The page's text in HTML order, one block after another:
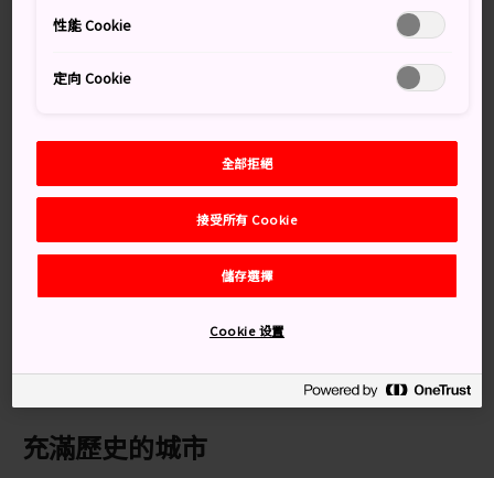
重返老時光
倉吉是歷史悠久的友善都市，位於
的中心。參觀
充滿歷史味的商業區和古典的白壁倉庫，造訪往昔統治伯
交通方式
可搭乘火車前往倉吉。
超級白兔號特急列車連接倉吉與大阪，車程只有 3 個多小
時。高速巴士速度稍微較慢，但較為便宜，連接倉吉和三
與大阪和廣島，車程分別約為 3 小時 20 分鐘和
從鳥取搭乘 JR 山陰縣前往倉吉站。車程約一小時。
充滿歷史的城市
性能 Cookie
定向 Cookie
全部拒絕
接受所有 Cookie
儲存選擇
Cookie 设置